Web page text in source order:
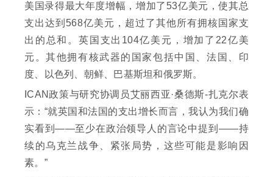
美国录得最大年度增幅，增加了53亿美元，使其总
支出达到568亿美元，超过了其他所有拥核国家支
出的总和。英国支出104亿美元，增加了22亿美
元。其他拥有核武器的国家包括中国、法国、印
度、以色列、朝鲜、巴基斯坦和俄罗斯。
ICAN政策与研究协调员艾丽西亚·桑德斯-扎克尔表
示：“就英国和法国的支出增长而言，我认为我们确
实看到——至少在政治领导人的言论中提到——持
续的乌克兰战争、紧张局势，这些可能是影响因
素。”